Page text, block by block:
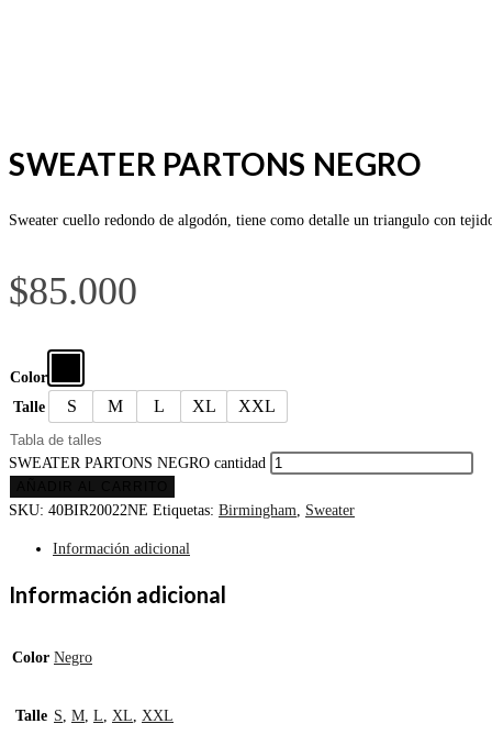
SWEATER PARTONS NEGRO
Sweater cuello redondo de algodón, tiene como detalle un triangulo con
$85.000
Color
Talle
S M L XL XXL
Tabla de talles
SWEATER PARTONS NEGRO cantidad
SKU: 40BIR20022NE Etiquetas: Birmingham, Sweater
Información adicional
Información adicional
Color Negro
Talle S, M, L, XL, XXL